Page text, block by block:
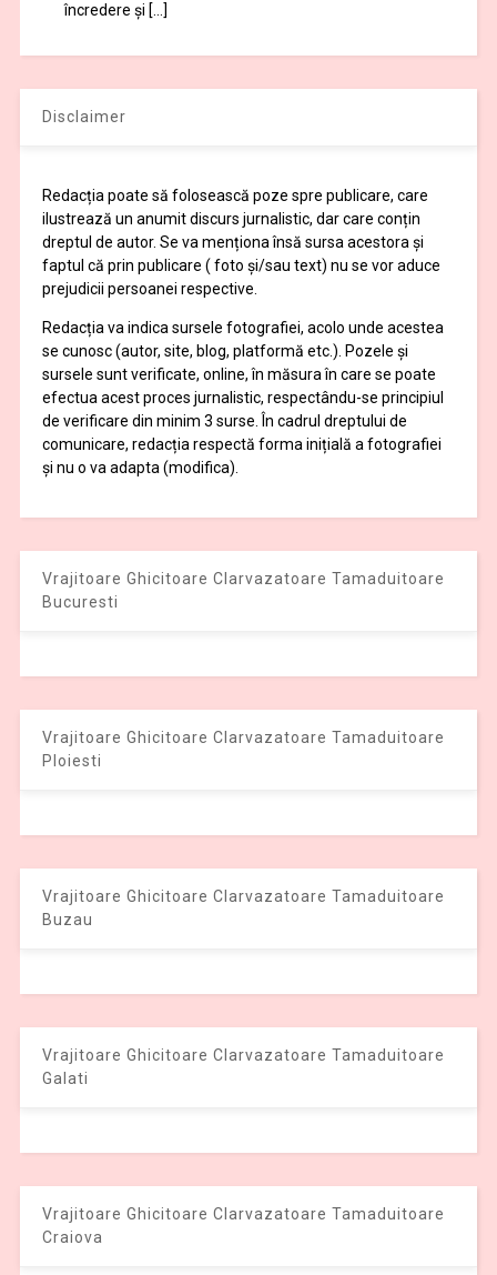
încredere şi […]
Disclaimer
Redacția poate să folosească poze spre publicare, care
ilustrează un anumit discurs jurnalistic, dar care conțin
dreptul de autor. Se va menționa însă sursa acestora și
faptul că prin publicare ( foto și/sau text) nu se vor aduce
prejudicii persoanei respective.
Redacția va indica sursele fotografiei, acolo unde acestea
se cunosc (autor, site, blog, platformă etc.). Pozele și
sursele sunt verificate, online, în măsura în care se poate
efectua acest proces jurnalistic, respectându-se principiul
de verificare din minim 3 surse. În cadrul dreptului de
comunicare, redacția respectă forma inițială a fotografiei
și nu o va adapta (modifica).
Vrajitoare Ghicitoare Clarvazatoare Tamaduitoare
Bucuresti
Vrajitoare Ghicitoare Clarvazatoare Tamaduitoare
Ploiesti
Vrajitoare Ghicitoare Clarvazatoare Tamaduitoare
Buzau
Vrajitoare Ghicitoare Clarvazatoare Tamaduitoare
Galati
Vrajitoare Ghicitoare Clarvazatoare Tamaduitoare
Craiova